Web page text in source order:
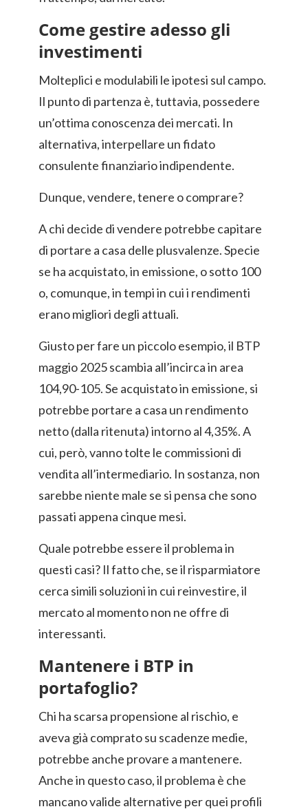
Come gestire adesso gli
investimenti
Molteplici e modulabili le ipotesi sul campo.
Il punto di partenza è, tuttavia, possedere
un’ottima conoscenza dei mercati. In
alternativa, interpellare un fidato
consulente finanziario indipendente.
Dunque, vendere, tenere o comprare?
A chi decide di vendere potrebbe capitare
di portare a casa delle plusvalenze. Specie
se ha acquistato, in emissione, o sotto 100
o, comunque, in tempi in cui i rendimenti
erano migliori degli attuali.
Giusto per fare un piccolo esempio, il BTP
maggio 2025 scambia all’incirca in area
104,90-105. Se acquistato in emissione, si
potrebbe portare a casa un rendimento
netto (dalla ritenuta) intorno al 4,35%. A
cui, però, vanno tolte le commissioni di
vendita all’intermediario. In sostanza, non
sarebbe niente male se si pensa che sono
passati appena cinque mesi.
Quale potrebbe essere il problema in
questi casi? Il fatto che, se il risparmiatore
cerca simili soluzioni in cui reinvestire, il
mercato al momento non ne offre di
interessanti.
Mantenere i BTP in
portafoglio?
Chi ha scarsa propensione al rischio, e
aveva già comprato su scadenze medie,
potrebbe anche provare a mantenere.
Anche in questo caso, il problema è che
mancano valide alternative per quei profili